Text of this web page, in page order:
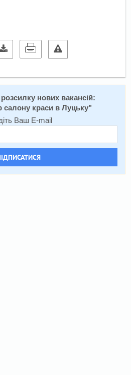
нових вакансій:
салону краси в Луцьку"
Ваш E-mail